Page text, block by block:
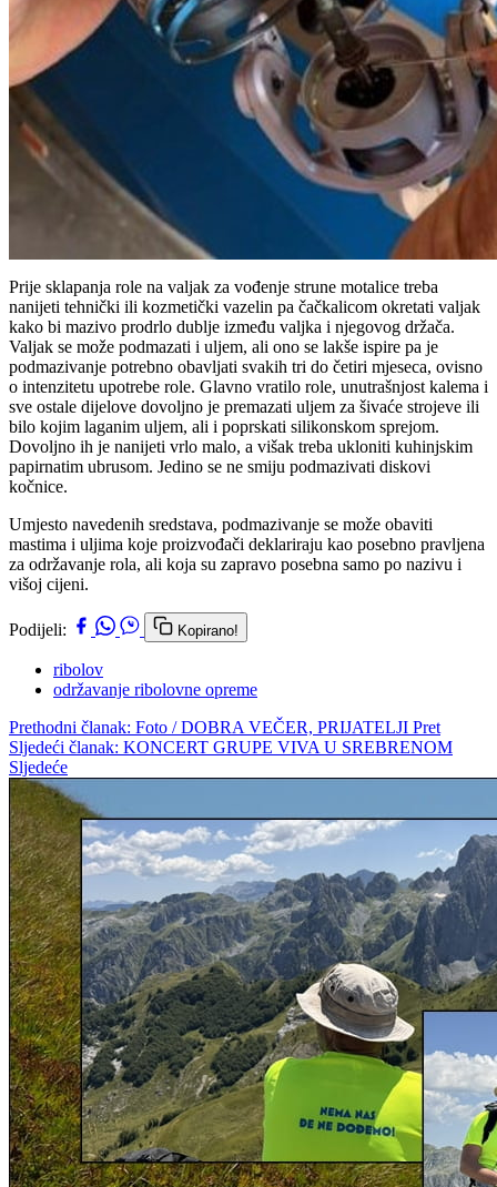
Prije sklapanja role na valjak za vođenje strune motalice treba
nanijeti tehnički ili kozmetički vazelin pa čačkalicom okretati valjak
kako bi mazivo prodrlo dublje između valjka i njegovog držača.
Valjak se može podmazati i uljem, ali ono se lakše ispire pa je
podmazivanje potrebno obavljati svakih tri do četiri mjeseca, ovisno
o intenzitetu upotrebe role. Glavno vratilo role, unutrašnjost kalema i
sve ostale dijelove dovoljno je premazati uljem za šivaće strojeve ili
bilo kojim laganim uljem, ali i poprskati silikonskom sprejom.
Dovoljno ih je nanijeti vrlo malo, a višak treba ukloniti kuhinjskim
papirnatim ubrusom. Jedino se ne smiju podmazivati diskovi
kočnice.
Umjesto navedenih sredstava, podmazivanje se može obaviti
mastima i uljima koje proizvođači deklariraju kao posebno pravljena
za održavanje rola, ali koja su zapravo posebna samo po nazivu i
višoj cijeni.
Podijeli: Kopirano!
ribolov
održavanje ribolovne opreme
Prethodni članak: Foto / DOBRA VEČER, PRIJATELJI Pret
Sljedeći članak: KONCERT GRUPE VIVA U SREBRENOM
Sljedeće